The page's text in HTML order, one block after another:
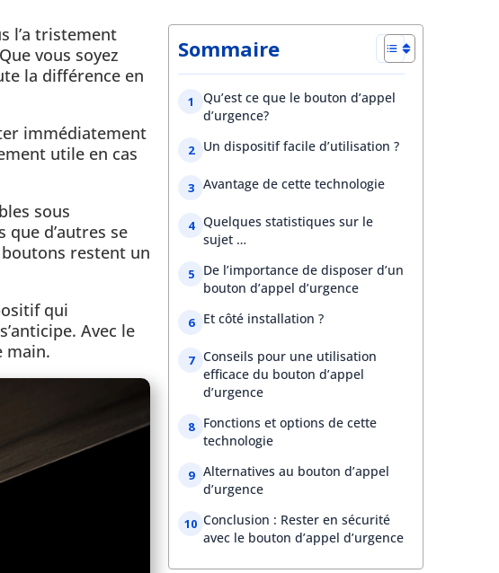
l’a tristement
vous soyez
la différence en
immédiatement
utile en cas
sous
d’autres se
restent un
qui
Avec le
main.
Sommaire
Qu’est ce que le bouton d’appel
d’urgence?
Un dispositif facile d’utilisation ?
Avantage de cette technologie
Quelques statistiques sur le
sujet …
De l’importance de disposer d’un
bouton d’appel d’urgence
Et côté installation ?
Conseils pour une utilisation
efficace du bouton d’appel
d’urgence
Fonctions et options de cette
technologie
Alternatives au bouton d’appel
d’urgence
Conclusion : Rester en sécurité
avec le bouton d’appel d’urgence